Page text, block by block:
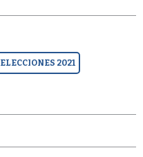
ELECCIONES 2021